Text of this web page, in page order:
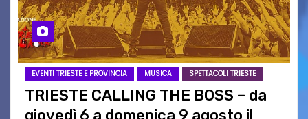
EVENTI TRIESTE E PROVINCIA MUSICA SPETTACOLI TRIESTE
TRIESTE CALLING THE BOSS – da